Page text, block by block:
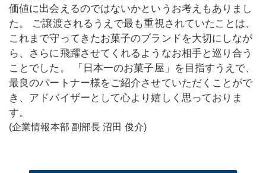
価値に出会えるのではないかというお考えもありまし
た。 ご譲渡されるうえで最も重視されていたことは、
これまで守ってきたお菓子のブランドを大切にしなが
ら、さらに飛躍させてくれるようなお相手と巡り合う
ことでした。 「日本一のお菓子屋」を目指すうえで、
最良のパートナー様をご紹介させていただくことがで
き、アドバイザーとして心より嬉しく思っておりま
す。
(企業情報本部 副部長 沼田 俊介)